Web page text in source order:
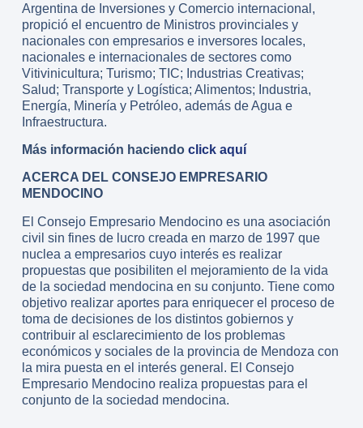
Argentina de Inversiones y Comercio internacional,
propició el encuentro de Ministros provinciales y
nacionales con empresarios e inversores locales,
nacionales e internacionales de sectores como
Vitivinicultura; Turismo; TIC; Industrias Creativas;
Salud; Transporte y Logística; Alimentos; Industria,
Energía, Minería y Petróleo, además de Agua e
Infraestructura.
Más información haciendo click aquí
ACERCA DEL CONSEJO EMPRESARIO
MENDOCINO
El Consejo Empresario Mendocino es una asociación
civil sin fines de lucro creada en marzo de 1997 que
nuclea a empresarios cuyo interés es realizar
propuestas que posibiliten el mejoramiento de la vida
de la sociedad mendocina en su conjunto. Tiene como
objetivo realizar aportes para enriquecer el proceso de
toma de decisiones de los distintos gobiernos y
contribuir al esclarecimiento de los problemas
económicos y sociales de la provincia de Mendoza con
la mira puesta en el interés general. El Consejo
Empresario Mendocino realiza propuestas para el
conjunto de la sociedad mendocina.